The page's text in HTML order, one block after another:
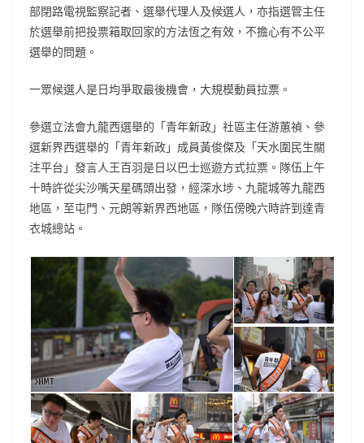
部閉路電視監察記者、選舉代理人及候選人，亦指選管主任
於選舉前把投票箱取回家的方法恆之有效，不擔心有不公平
選舉的問題。
一眾候選人是日均爭取最後機會，大規模動員拉票。
參選立法會九龍西選舉的「青年新政」社區主任游蕙禎、參
選新界西選舉的「青年新政」成員黃俊傑及「天水圍民生關
注平台」發言人王百羽是日以巴士巡遊方式拉票。隊伍上午
十時許從尖沙嘴天星碼頭出發，經深水埗、九龍城等九龍西
地區，至屯門、元朗等新界西地區，隊伍傍晚六時許到達青
衣城總站。